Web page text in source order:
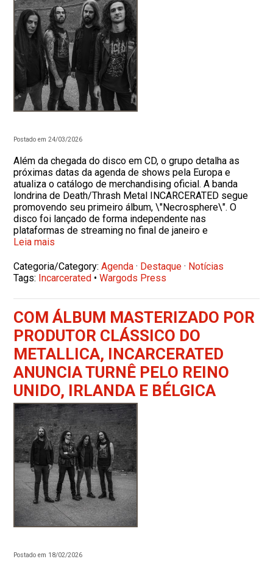
Postado em 24/03/2026
Além da chegada do disco em CD, o grupo detalha as
próximas datas da agenda de shows pela Europa e
atualiza o catálogo de merchandising oficial. A banda
londrina de Death/Thrash Metal INCARCERATED segue
promovendo seu primeiro álbum, \"Necrosphere\". O
disco foi lançado de forma independente nas
plataformas de streaming no final de janeiro e
Leia mais
Categoria/Category:Agenda · Destaque · Notícias
Tags: Incarcerated •Wargods Press
COM ÁLBUM MASTERIZADO POR
PRODUTOR CLÁSSICO DO
METALLICA, INCARCERATED
ANUNCIA TURNÊ PELO REINO
UNIDO, IRLANDA E BÉLGICA
Postado em 18/02/2026